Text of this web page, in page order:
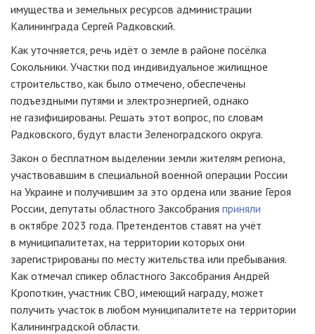
имущества и земельных ресурсов администрации
Калининграда Сергей Радковский.
Как уточняется, речь идёт о земле в районе посёлка
Сокольники. Участки под индивидуальное жилищное
строительство, как было отмечено, обеспечены
подъездными путями и электроэнергией, однако
не газифицированы. Решать этот вопрос, по словам
Радковского, будут власти Зеленоградского округа.
Закон о бесплатном выделении земли жителям региона,
участвовавшим в специальной военной операции России
на Украине и получившим за это ордена или звание Героя
России, депутаты областного Заксобрания приняли
в октябре 2023 года. Претендентов ставят на учёт
в муниципалитетах, на территории которых они
зарегистрированы по месту жительства или пребывания.
Как отмечал спикер областного Заксобрания Андрей
Кропоткин, участник СВО, имеющий награду, может
получить участок в любом муниципалитете на территории
Калининградской области.